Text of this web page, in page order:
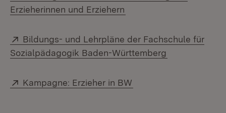
Erzieherinnen und Erziehern
Extern:
Bildungs- und Lehrpläne der Fachschule für
Sozialpädagogik Baden-Württemberg
Extern:
Kampagne: Erzieher in BW